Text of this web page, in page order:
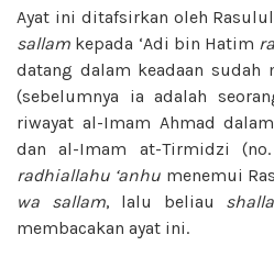
Ayat ini ditafsirkan oleh
sallam kepada ‘Adi bin Hatim
datang dalam keadaan sudah
(sebelumnya ia adalah
riwayat al-Imam Ahmad dalam
dan al-Imam at-Tirmidzi
radhiallahu ‘anhu menemui
wa sallam, lalu beliau
membacakan ayat ini.